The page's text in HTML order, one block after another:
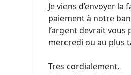
Je viens d’envoyer
paiement à notre
l’argent devrait vous
mercredi ou au plus
Tres cordialement,